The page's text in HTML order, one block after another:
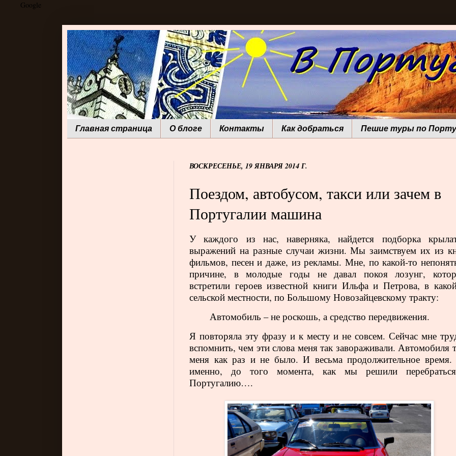
Google
Главная страница О блоге Контакты Как добраться Пешие туры по
ВОСКРЕСЕНЬЕ, 19 ЯНВАРЯ 2014 Г.
Поездом, автобусом, такси или зачем в
Португалии машина
У каждого из нас, наверняка, найдется подборка
выражений на разные случаи жизни. Мы заимствуем их из
фильмов, песен и даже, из рекламы. Мне, по какой-то
причине, в молодые годы не давал покоя лозунг,
встретили героев известной книги Ильфа и Петрова, в
сельской местности, по Большому Новозайцевскому тракту:
Автомобиль – не роскошь, а средство передвижения.
Я повторяла эту фразу и к месту и не совсем. Сейчас мне
вспомнить, чем эти слова меня так завораживали. Автомобиля
меня как раз и не было. И весьма продолжительное
именно, до того момента, как мы решили
Португалию….